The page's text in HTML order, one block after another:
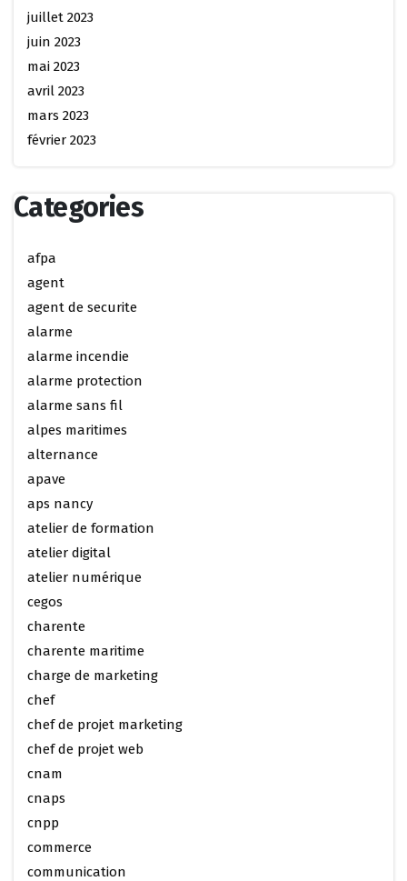
juillet 2023
juin 2023
mai 2023
avril 2023
mars 2023
février 2023
Categories
afpa
agent
agent de securite
alarme
alarme incendie
alarme protection
alarme sans fil
alpes maritimes
alternance
apave
aps nancy
atelier de formation
atelier digital
atelier numérique
cegos
charente
charente maritime
charge de marketing
chef
chef de projet marketing
chef de projet web
cnam
cnaps
cnpp
commerce
communication